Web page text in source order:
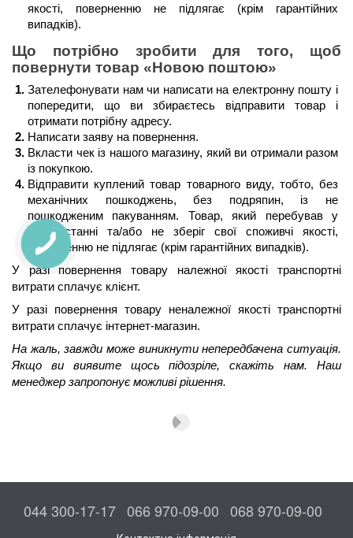
якості, поверненню не підлягає (крім гарантійних
випадків).
Що потрібно зробити для того, щоб
повернути товар «Новою поштою»
Зателефонувати нам чи написати на електронну пошту і
попередити, що ви збираєтесь відправити товар і
отримати потрібну адресу.
Написати заяву на повернення.
Вкласти чек із нашого магазину, який ви отримали разом
із покупкою.
Відправити куплений товар товарного виду, тобто, без
механічних пошкоджень, без подряпин, із не
пошкодженим пакуванням. Товар, який перебував у
використанні та/або не зберіг свої споживчі якості,
поверненню не підлягає (крім гарантійних випадків).
У разі повернення товару належної якості транспортні
витрати сплачує клієнт.
У разі повернення товару неналежної якості транспортні
витрати сплачує інтернет-магазин.
На жаль, завжди може виникнути непередбачена ситуація.
Якщо ви виявите щось підозріле, скажіть нам. Наш
менеджер запропонує можливі рішення.
044 300-17-17 066 970-09-00 068 970-09-00